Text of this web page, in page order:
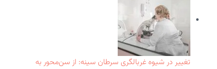
تغییر در شیوه غربالگری سرطان سینه: از سن‌محور به